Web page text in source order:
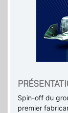
Spin-off du
premier